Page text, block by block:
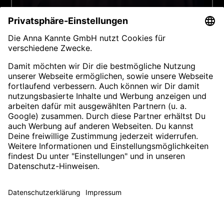
Personalservice Initiative
E-Mail:andrea.pfingsttag@mercedes-benz.com
© 2026 Mercedes-Benz AG.
Rechtliche Hinweise
Datenschutzerklärung